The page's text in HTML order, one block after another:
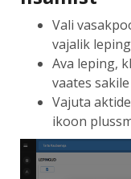
Vali
vajalik
Ava leping,
vaates sakile
Vajuta
ikoon